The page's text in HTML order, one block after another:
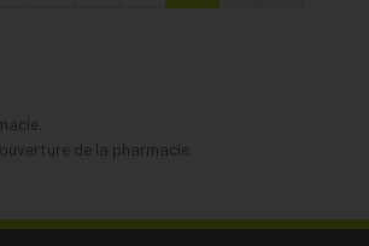
de la pharmacie.